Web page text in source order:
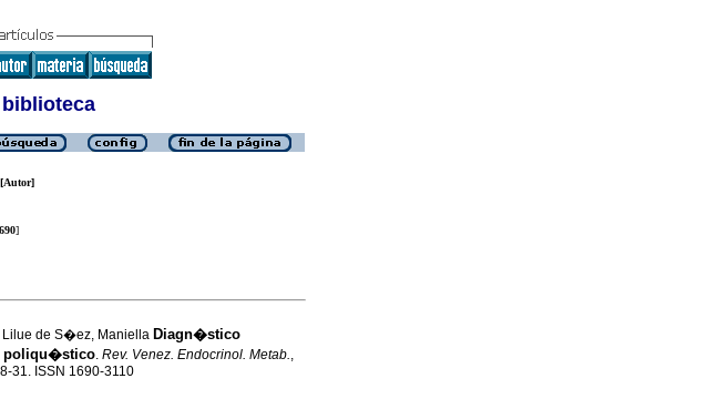
]
Lilue de S�ez, Maniella Diagn�stico
poliqu�stico. Rev. Venez. Endocrinol. Metab.,
31. ISSN 1690-3110